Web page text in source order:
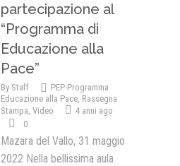
partecipazione al
“Programma di
Educazione alla
Pace”
By Staff
PEP-Programma
Educazione alla Pace, Rassegna
Stampa, Video
4 anni ago
0
Mazara del Vallo, 31 maggio
2022 Nella bellissima aula